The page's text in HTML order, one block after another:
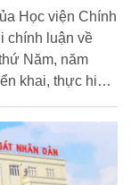
Học viện Chính
chính luận về
Năm, năm
khai, thực hiện